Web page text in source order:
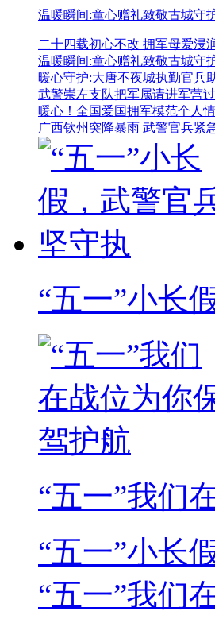
温暖瞬间:童心赠礼致敬古城守
二十四载初心不改 拥军母爱浸
温暖瞬间:童心赠礼致敬古城守
暖心守护:大唐不夜城执勤官兵
武警崇左支队把军属请进军营
暖心！全国爱国拥军模范个人
广西钦州突降暴雨 武警官兵紧
“五一”小长
“五一”我们
“五一”小长
“五一”我们